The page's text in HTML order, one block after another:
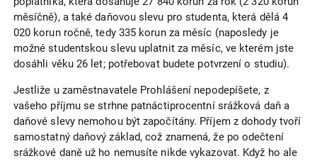
měsíčně), a také daňovou slevu pro studenta, která dělá 4
020 korun ročně, tedy 335 korun za měsíc (naposledy je
možné studentskou slevu uplatnit za měsíc, ve kterém jste
dosáhli věku 26 let; potřebovat budete potvrzení o studiu).
Jestliže u zaměstnavatele Prohlášení nepodepíšete, z
vašeho příjmu se strhne patnáctiprocentní srážková daň a
daňové slevy nemohou být započítány. Příjem z dohody tvoří
samostatný daňový základ, což znamená, že po odečtení
srážkové daně už ho nemusíte nikde vykazovat. Když ho ale